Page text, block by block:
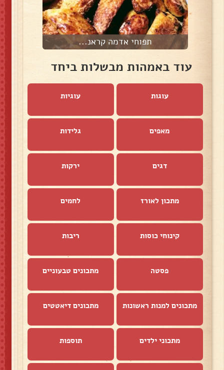
תפוחי אדמה קראנ...
עוד באמהות מבשלות ביחד
עוגות עוגיות
מאפים גלידות
דגים ירקות
מתכון לאורז לחמים
קינוחי כוסות ריבות
פסטה מתכונים טבעוניים
מתכונים למנות ראשונות מתכונים דיאטטים
מתכוני ילדים תוספות